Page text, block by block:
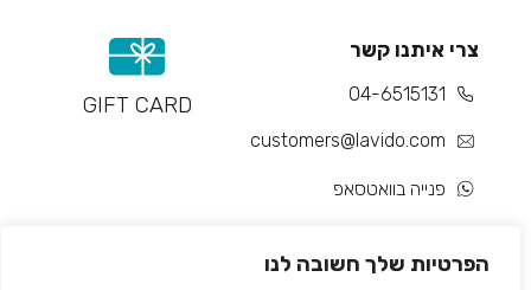
הפרטיות שלך חשובה לנו
צרי איתנו קשר
04-6515131
customers@lavido.com
פנייה בוואטסאפ
GIFT CARD